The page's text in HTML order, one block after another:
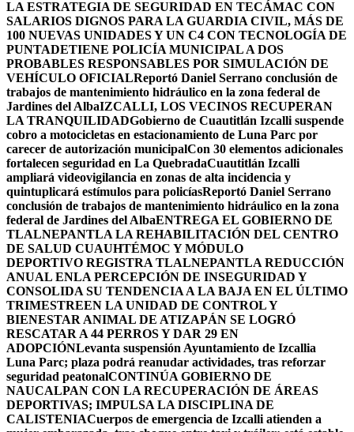
LA ESTRATEGIA DE SEGURIDAD EN TECÁMAC CON
SALARIOS DIGNOS PARA LA GUARDIA CIVIL, MÁS DE
100 NUEVAS UNIDADES Y UN C4 CON TECNOLOGÍA DE
PUNTADETIENE POLICÍA MUNICIPAL A DOS
PROBABLES RESPONSABLES POR SIMULACIÓN DE
VEHÍCULO OFICIALReportó Daniel Serrano conclusión de
trabajos de mantenimiento hidráulico en la zona federal de
Jardines del AlbaIZCALLI, LOS VECINOS RECUPERAN
LA TRANQUILIDADGobierno de Cuautitlán Izcalli suspende
cobro a motocicletas en estacionamiento de Luna Parc por
carecer de autorización municipalCon 30 elementos adicionales
fortalecen seguridad en La QuebradaCuautitlán Izcalli
ampliará videovigilancia en zonas de alta incidencia y
quintuplicará estímulos para policíasReportó Daniel Serrano
conclusión de trabajos de mantenimiento hidráulico en la zona
federal de Jardines del AlbaENTREGA EL GOBIERNO DE
TLALNEPANTLA LA REHABILITACIÓN DEL CENTRO
DE SALUD CUAUHTÉMOC Y MÓDULO
DEPORTIVO REGISTRA TLALNEPANTLA REDUCCIÓN
ANUAL ENLA PERCEPCIÓN DE INSEGURIDAD Y
CONSOLIDA SU TENDENCIA A LA BAJA EN EL ÚLTIMO
TRIMESTREEN LA UNIDAD DE CONTROL Y
BIENESTAR ANIMAL DE ATIZAPÁN SE LOGRÓ
RESCATAR A 44 PERROS Y DAR 29 EN
ADOPCIÓNLevanta suspensión Ayuntamiento de Izcallia
Luna Parc; plaza podrá reanudar actividades, tras reforzar
seguridad peatonalCONTINÚA GOBIERNO DE
NAUCALPAN CON LA RECUPERACIÓN DE ÁREAS
DEPORTIVAS; IMPULSA LA DISCIPLINA DE
CALISTENIACuerpos de emergencia de Izcalli atienden a